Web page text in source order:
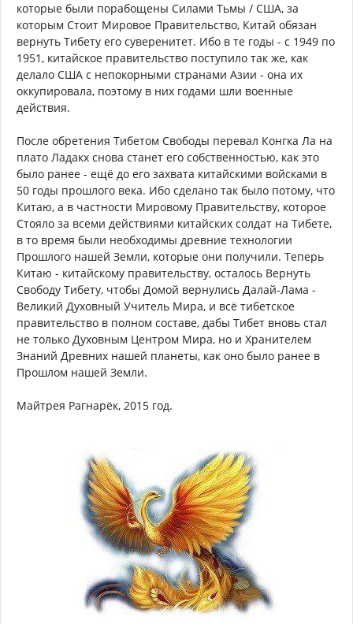
которые были порабощены Силами Тьмы / США, за
которым Стоит Мировое Правительство, Китай обязан
вернуть Тибету его суверенитет. Ибо в те годы - с 1949 по
1951, китайское правительство поступило так же, как
делало США с непокорными странами Азии - она их
оккупировала, поэтому в них годами шли военные
действия.
После обретения Тибетом Свободы перевал Конгка Ла на
плато Ладакх снова станет его собственностью, как это
было ранее - ещё до его захвата китайскими войсками в
50 годы прошлого века. Ибо сделано так было потому, что
Китаю, а в частности Мировому Правительству, которое
Стояло за всеми действиями китайских солдат на Тибете,
в то время были необходимы древние технологии
Прошлого нашей Земли, которые они получили. Теперь
Китаю - китайскому правительству, осталось Вернуть
Свободу Тибету, чтобы Домой вернулись Далай-Лама -
Великий Духовный Учитель Мира, и всё тибетское
правительство в полном составе, дабы Тибет вновь стал
не только Духовным Центром Мира, но и Хранителем
Знаний Древних нашей планеты, как оно было ранее в
Прошлом нашей Земли.
Майтрея Рагнарёк, 2015 год.